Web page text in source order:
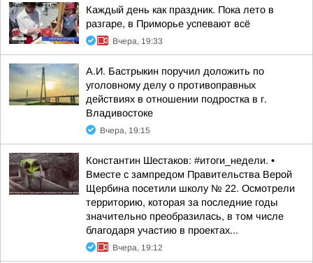
Каждый день как праздник. Пока лето в
разгаре, в Приморье успевают всё
Вчера, 19:33
А.И. Бастрыкин поручил доложить по
уголовному делу о противоправных
действиях в отношении подростка в г.
Владивостоке
Вчера, 19:15
Константин Шестаков: #итоги_недели. •
Вместе с зампредом Правительства Верой
Щербина посетили школу № 22. Осмотрели
территорию, которая за последние годы
значительно преобразилась, в том числе
благодаря участию в проектах...
Вчера, 19:12